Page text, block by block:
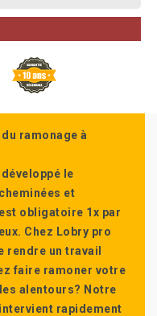
ramonage à
le
et
obligatoire 1x par
Chez Lobry pro
rendre un travail
faire ramoner votre
alentours? Notre
rapidement